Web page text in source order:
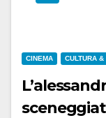
CINEMA CULTURA